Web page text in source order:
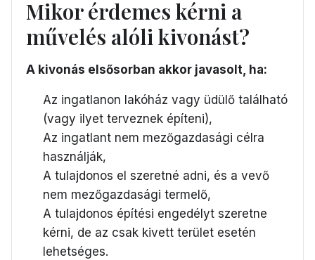
Mikor érdemes kérni a
művelés alóli kivonást?
A kivonás elsősorban akkor javasolt, ha:
Az ingatlanon lakóház vagy üdülő található
(vagy ilyet terveznek építeni),
Az ingatlant nem mezőgazdasági célra
használják,
A tulajdonos el szeretné adni, és a vevő
nem mezőgazdasági termelő,
A tulajdonos építési engedélyt szeretne
kérni, de az csak kivett terület esetén
lehetséges.